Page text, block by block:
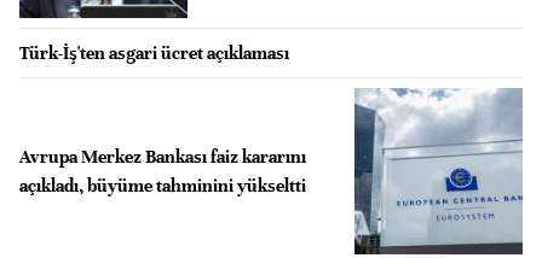
Türk-İş'ten asgari ücret açıklaması
Avrupa Merkez Bankası faiz kararını
açıkladı, büyüme tahminini yükseltti